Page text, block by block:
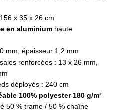
x 35 x 26 cm
en aluminium haute
mm, épaisseur 1,2 mm
renforcées : 13 x 26 mm,
déployés : 240 cm
100% polyester 180 g/m²
50 % trame / 50 % chaîne